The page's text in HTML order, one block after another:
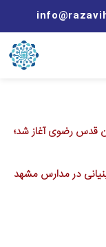
قدس رضوی آغاز شد؛
در مدارس مشهد